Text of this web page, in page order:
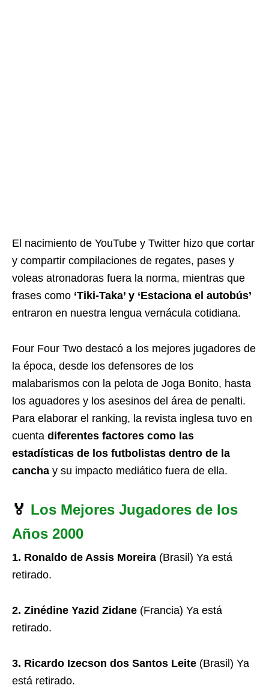
El nacimiento de YouTube y Twitter hizo que cortar
y compartir compilaciones de regates, pases y
voleas atronadoras fuera la norma, mientras que
frases como ‘Tiki-Taka’ y ‘Estaciona el autobús’
entraron en nuestra lengua vernácula cotidiana.
Four Four Two destacó a los mejores jugadores de
la época, desde los defensores de los
malabarismos con la pelota de Joga Bonito, hasta
los aguadores y los asesinos del área de penalti.
Para elaborar el ranking, la revista inglesa tuvo en
cuenta diferentes factores como las
estadísticas de los futbolistas dentro de la
cancha y su impacto mediático fuera de ella.
🏅 Los Mejores Jugadores de los
Años 2000
1. Ronaldo de Assis Moreira (Brasil) Ya está
retirado.
2. Zinédine Yazid Zidane (Francia) Ya está
retirado.
3. Ricardo Izecson dos Santos Leite (Brasil) Ya
está retirado.